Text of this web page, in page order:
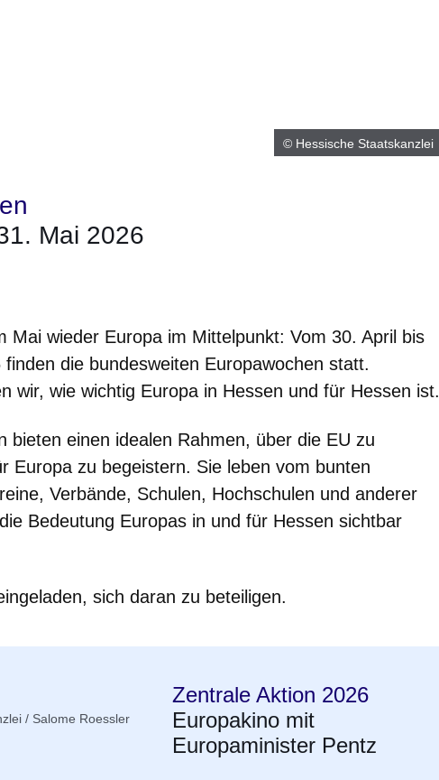
© Hessische Staatskanzlei
Mai 2026
Mai wieder Europa im Mittelpunkt: Vom 30. April bis
die bundesweiten Europawochen statt.
wir, wie wichtig Europa in Hessen und für Hessen ist.
bieten einen idealen Rahmen, über die EU zu
Europa zu begeistern. Sie leben vom bunten
Verbände, Schulen, Hochschulen und anderer
Bedeutung Europas in und für Hessen sichtbar
sich daran zu beteiligen.
/ Salome Roessler
Zentrale Aktion 2026
Europakino mit
Europaminister Pentz